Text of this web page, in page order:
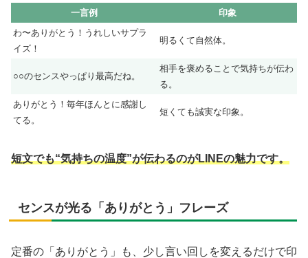
一言例
印象
わ〜ありがとう！うれしいサプラ
イズ！
明るくて自然体。
○○のセンスやっぱり最高だね。
相手を褒めることで気持ちが伝わ
る。
ありがとう！毎年ほんとに感謝し
てる。
短くても誠実な印象。
短文でも“気持ちの温度”が伝わるのがLINEの魅力です。
センスが光る「ありがとう」フレーズ
定番の「ありがとう」も、少し言い回しを変えるだけで印